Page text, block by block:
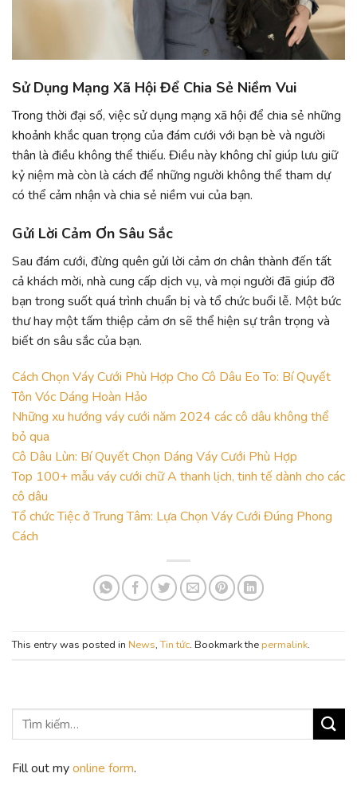
Sử Dụng Mạng Xã Hội Để Chia Sẻ Niềm Vui
Trong thời đại số, việc sử dụng mạng xã hội để chia sẻ những
khoảnh khắc quan trọng của đám cưới với bạn bè và người
thân là điều không thể thiếu. Điều này không chỉ giúp lưu giữ
kỷ niệm mà còn là cách để những người không thể tham dự
có thể cảm nhận và chia sẻ niềm vui của bạn.
Gửi Lời Cảm Ơn Sâu Sắc
Sau đám cưới, đừng quên gửi lời cảm ơn chân thành đến tất
cả khách mời, nhà cung cấp dịch vụ, và mọi người đã giúp đỡ
bạn trong suốt quá trình chuẩn bị và tổ chức buổi lễ. Một bức
thư hay một tấm thiệp cảm ơn sẽ thể hiện sự trân trọng và
biết ơn sâu sắc của bạn.
Cách Chọn Váy Cưới Phù Hợp Cho Cô Dâu Eo To: Bí Quyết
Tôn Vóc Dáng Hoàn Hảo
Những xu hướng váy cưới năm 2024 các cô dâu không thể
bỏ qua
Cô Dâu Lùn: Bí Quyết Chọn Dáng Váy Cưới Phù Hợp
Top 100+ mẫu váy cưới chữ A thanh lịch, tinh tế dành cho các
cô dâu
Tổ chức Tiệc ở Trung Tâm: Lựa Chọn Váy Cưới Đúng Phong
Cách
This entry was posted in News,Tin tức. Bookmark the permalink.
Fill out myonline form.